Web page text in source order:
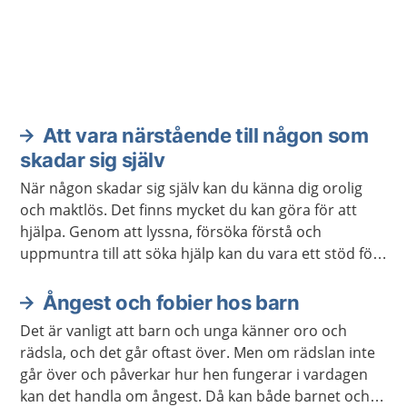
Att vara närstående till någon som
skadar sig själv
När någon skadar sig själv kan du känna dig orolig
och maktlös. Det finns mycket du kan göra för att
hjälpa. Genom att lyssna, försöka förstå och
uppmuntra till att söka hjälp kan du vara ett stöd för
för att orka vara ett bra stöd.
Ångest och fobier hos barn
Det är vanligt att barn och unga känner oro och
rädsla, och det går oftast över. Men om rädslan inte
går över och påverkar hur hen fungerar i vardagen
kan det handla om ångest. Då kan både barnet och